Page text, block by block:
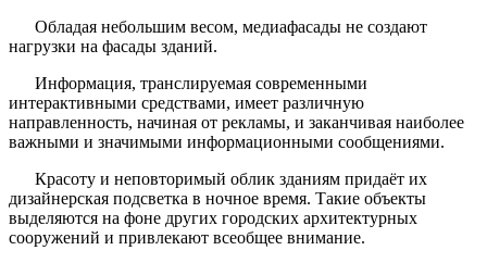
Обладая небольшим весом, медиафасады не создают
нагрузки на фасады зданий.
Информация, транслируемая современными
интерактивными средствами, имеет различную
направленность, начиная от рекламы, и заканчивая наиболее
важными и значимыми информационными сообщениями.
Красоту и неповторимый облик зданиям придаёт их
дизайнерская подсветка в ночное время. Такие объекты
выделяются на фоне других городских архитектурных
сооружений и привлекают всеобщее внимание.